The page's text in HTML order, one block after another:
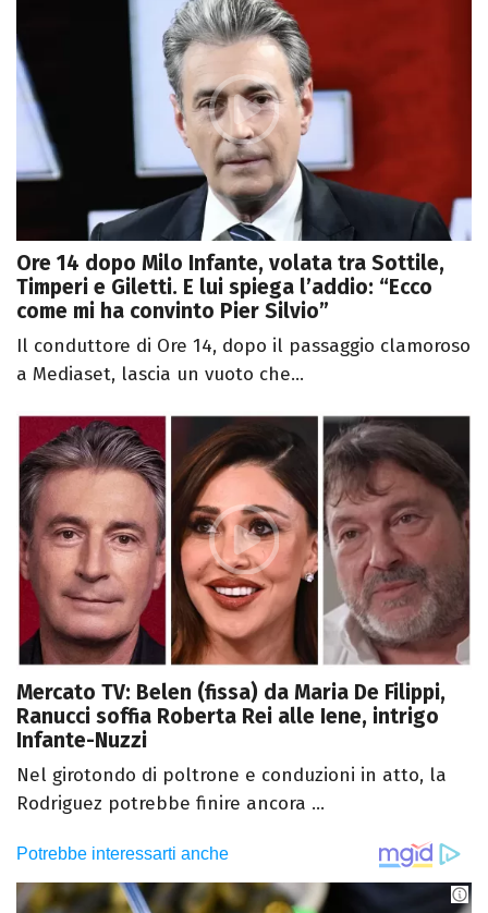
Ore 14 dopo Milo Infante, volata tra Sottile,
Timperi e Giletti. E lui spiega l’addio: “Ecco
come mi ha convinto Pier Silvio”
Il conduttore di Ore 14, dopo il passaggio clamoroso
a Mediaset, lascia un vuoto che...
Mercato TV: Belen (fissa) da Maria De Filippi,
Ranucci soffia Roberta Rei alle Iene, intrigo
Infante-Nuzzi
Nel girotondo di poltrone e conduzioni in atto, la
Rodriguez potrebbe finire ancora ...